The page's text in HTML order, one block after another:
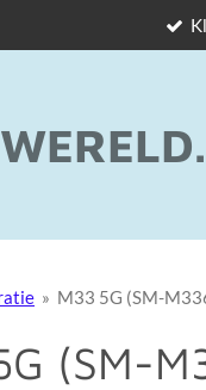
» M33 5G (SM-
(SM-